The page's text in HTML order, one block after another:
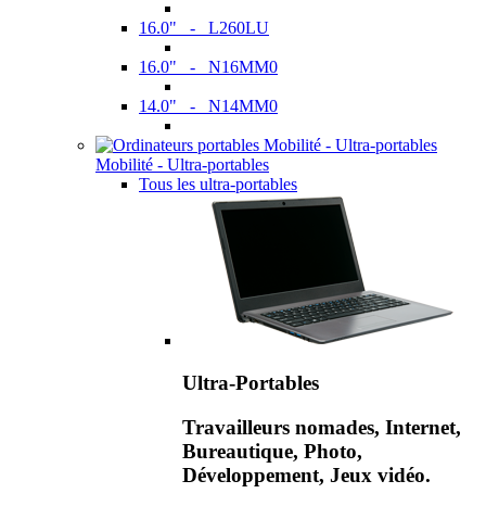
16.0" - L260LU
16.0" - N16MM0
14.0" - N14MM0
Mobilité - Ultra-portables
Tous les ultra-portables
Ultra-Portables
Travailleurs nomades, Internet,
Bureautique, Photo,
Développement, Jeux vidéo.